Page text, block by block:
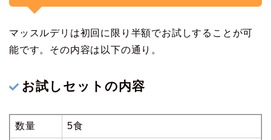
マッスルデリは初回に限り半額でお試しすることが可
能です。その内容は以下の通り。
お試しセットの内容
数量 5食